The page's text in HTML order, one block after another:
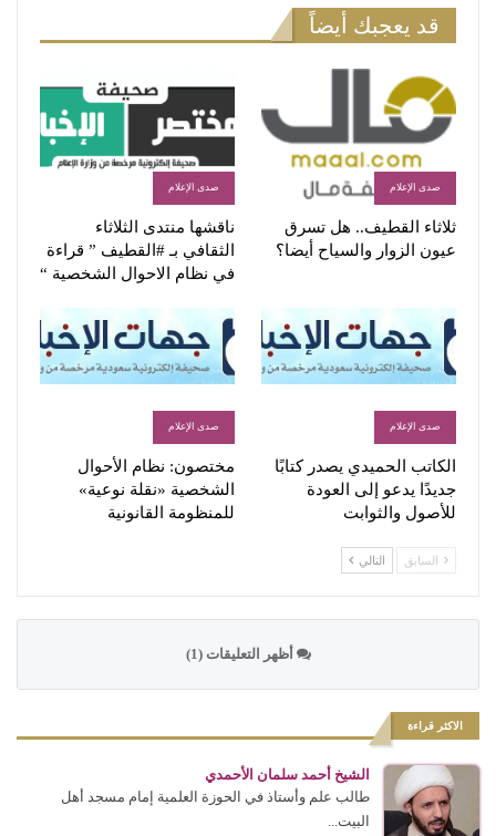
قد يعجبك أيضاً
صدى الإعلام
ثلاثاء القطيف.. هل تسرق
عيون الزوار والسياح أيضا؟
صدى الإعلام
ناقشها منتدى الثلاثاء
الثقافي بـ #القطيف ” قراءة
في نظام الاحوال الشخصية “
صدى الإعلام
الكاتب الحميدي يصدر كتابًا
جديدًا يدعو إلى العودة
للأصول والثوابت
صدى الإعلام
مختصون: نظام الأحوال
الشخصية «نقلة نوعية»
للمنظومة القانونية
السابق التالي
أظهر التعليقات (1)
الاكثر قراءة
الشيخ أحمد سلمان الأحمدي
طالب علم وأستاذ في الحوزة العلمية إمام مسجد أهل
البيت...